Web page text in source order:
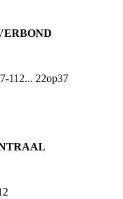
112... 22op37